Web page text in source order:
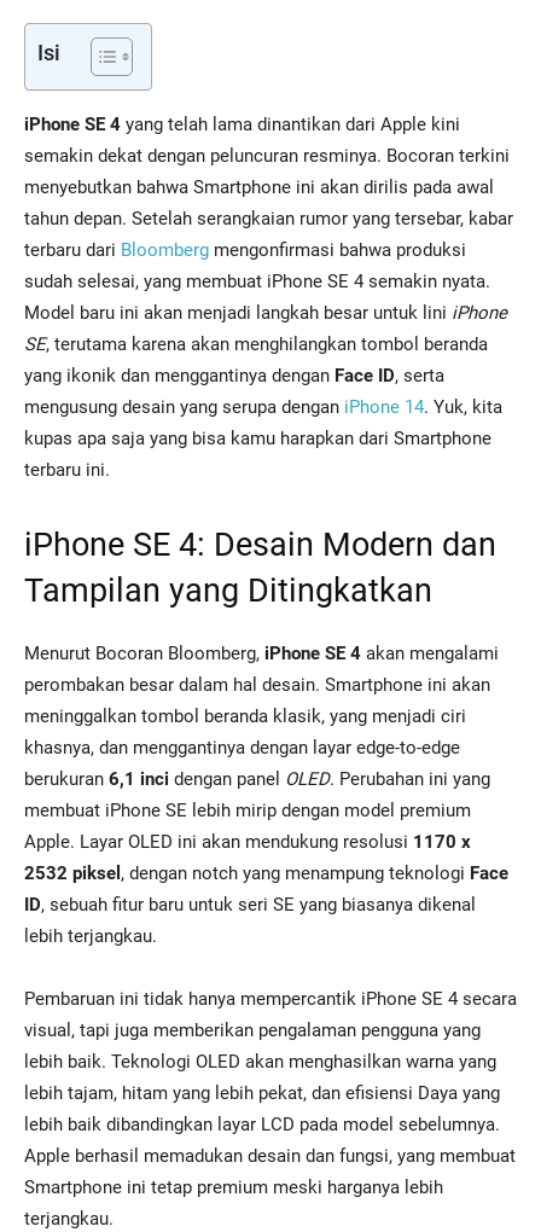
Isi
iPhone SE 4 yang telah lama dinantikan dari Apple kini
semakin dekat dengan peluncuran resminya. Bocoran terkini
menyebutkan bahwa Smartphone ini akan dirilis pada awal
tahun depan. Setelah serangkaian rumor yang tersebar, kabar
terbaru dari Bloomberg mengonfirmasi bahwa produksi
sudah selesai, yang membuat iPhone SE 4 semakin nyata.
Model baru ini akan menjadi langkah besar untuk lini iPhone
SE, terutama karena akan menghilangkan tombol beranda
yang ikonik dan menggantinya dengan Face ID, serta
mengusung desain yang serupa dengan iPhone 14. Yuk, kita
kupas apa saja yang bisa kamu harapkan dari Smartphone
terbaru ini.
iPhone SE 4: Desain Modern dan
Tampilan yang Ditingkatkan
Menurut Bocoran Bloomberg, iPhone SE 4 akan mengalami
perombakan besar dalam hal desain. Smartphone ini akan
meninggalkan tombol beranda klasik, yang menjadi ciri
khasnya, dan menggantinya dengan layar edge-to-edge
berukuran 6,1 inci dengan panel OLED. Perubahan ini yang
membuat iPhone SE lebih mirip dengan model premium
Apple. Layar OLED ini akan mendukung resolusi 1170 x
2532 piksel , dengan notch yang menampung teknologi Face
ID, sebuah fitur baru untuk seri SE yang biasanya dikenal
lebih terjangkau.
Pembaruan ini tidak hanya mempercantik iPhone SE 4 secara
visual, tapi juga memberikan pengalaman pengguna yang
lebih baik. Teknologi OLED akan menghasilkan warna yang
lebih tajam, hitam yang lebih pekat, dan efisiensi Daya yang
lebih baik dibandingkan layar LCD pada model sebelumnya.
Apple berhasil memadukan desain dan fungsi, yang membuat
Smartphone ini tetap premium meski harganya lebih
terjangkau.